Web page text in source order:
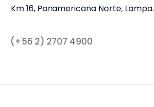
Km 16, Panamericana Norte, Lampa.
(+56 2) 2707 4900